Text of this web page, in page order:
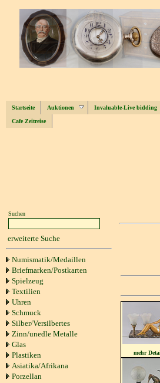
Startseite Auktionen Invaluable-Live bidding
Cafe Zeitreise
Suchen
erweiterte Suche
Numismatik/Medaillen
Briefmarken/Postkarten
Spielzeug
Textilien
Uhren
Schmuck
Silber/Versilbertes
Zinn/unedle Metalle
Glas
Plastiken
Asiatika/Afrikana
Porzellan
mehr